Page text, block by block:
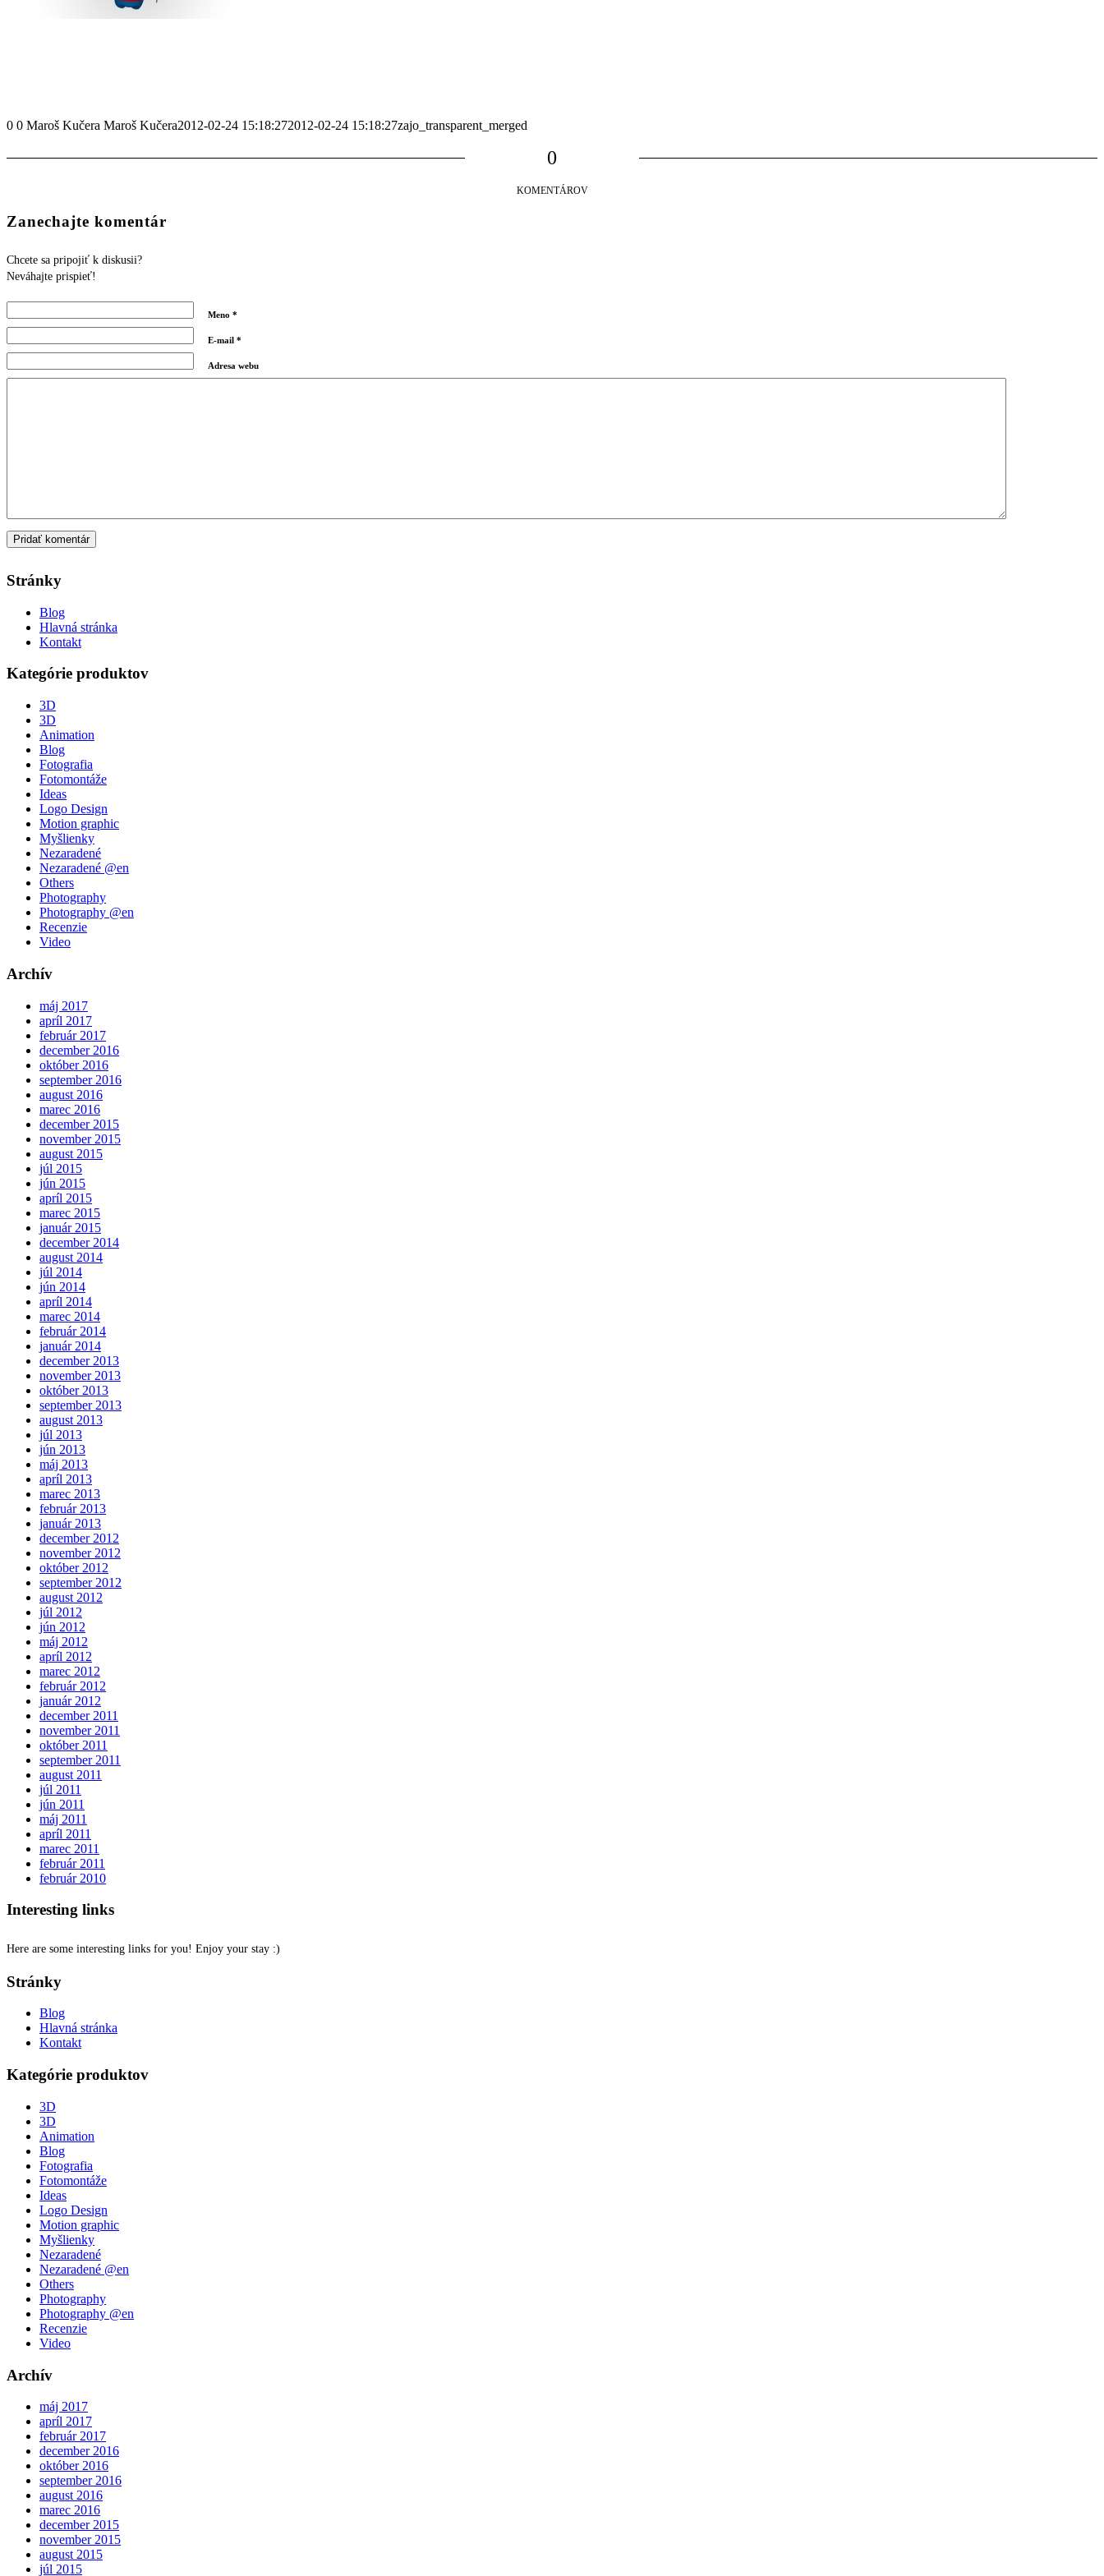
0 0 Maroš Kučera Maroš Kučera2012-02-24 15:18:272012-02-24 15:18:27zajo_transparent_merged
0
KOMENTÁROV
Zanechajte komentár
Chcete sa pripojiť k diskusii?
Neváhajte prispieť!
Meno *
E-mail *
Adresa webu
Stránky
Blog
Hlavná stránka
Kontakt
Kategórie produktov
3D
3D
Animation
Blog
Fotografia
Fotomontáže
Ideas
Logo Design
Motion graphic
Myšlienky
Nezaradené
Nezaradené @en
Others
Photography
Photography @en
Recenzie
Video
Archív
máj 2017
apríl 2017
február 2017
december 2016
október 2016
september 2016
august 2016
marec 2016
december 2015
november 2015
august 2015
júl 2015
jún 2015
apríl 2015
marec 2015
január 2015
december 2014
august 2014
júl 2014
jún 2014
apríl 2014
marec 2014
február 2014
január 2014
december 2013
november 2013
október 2013
september 2013
august 2013
júl 2013
jún 2013
máj 2013
apríl 2013
marec 2013
február 2013
január 2013
december 2012
november 2012
október 2012
september 2012
august 2012
júl 2012
jún 2012
máj 2012
apríl 2012
marec 2012
február 2012
január 2012
december 2011
november 2011
október 2011
september 2011
august 2011
júl 2011
jún 2011
máj 2011
apríl 2011
marec 2011
február 2011
február 2010
Interesting links
Here are some interesting links for you! Enjoy your stay :)
Stránky
Blog
Hlavná stránka
Kontakt
Kategórie produktov
3D
3D
Animation
Blog
Fotografia
Fotomontáže
Ideas
Logo Design
Motion graphic
Myšlienky
Nezaradené
Nezaradené @en
Others
Photography
Photography @en
Recenzie
Video
Archív
máj 2017
apríl 2017
február 2017
december 2016
október 2016
september 2016
august 2016
marec 2016
december 2015
november 2015
august 2015
júl 2015